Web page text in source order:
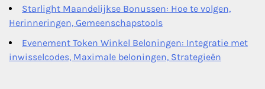
Starlight Maandelijkse Bonussen: Hoe te volgen,
Herinneringen, Gemeenschapstools
Evenement Token Winkel Beloningen: Integratie met
inwisselcodes, Maximale beloningen, Strategieën